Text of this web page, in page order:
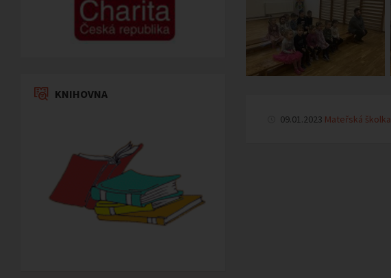
09.01.2023 Mateřská školka
KNIHOVNA